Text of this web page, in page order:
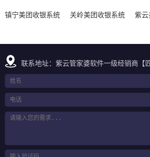
镇宁美团收银系统
关岭美团收银系统 紫
联系地址：紫云管家婆软件一级经销商【